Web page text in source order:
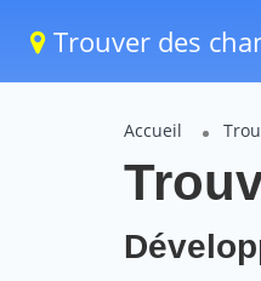
Trouver des
Accueil